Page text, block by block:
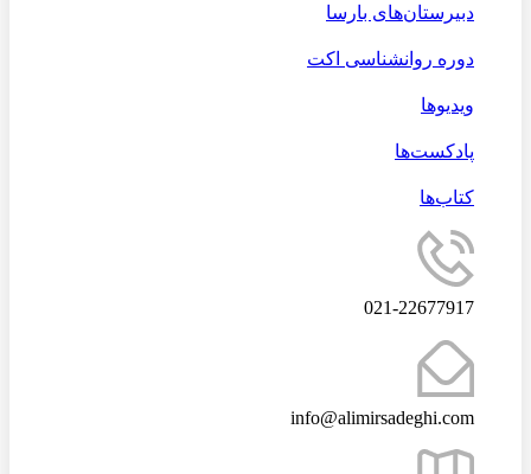
دبیرستان‌های بارسا
دوره روانشناسی اکت
ویدیوها
پادکست‌ها
کتاب‌ها
021-22677917
info@alimirsadeghi.com